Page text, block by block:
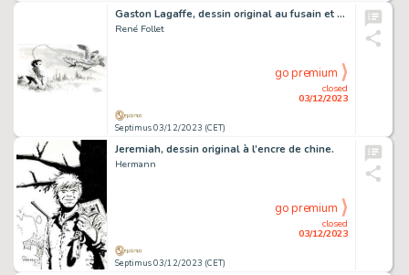
Gaston Lagaffe, dessin original au fusain et au lavis en hommage à Franquin.
René Follet
Septimus 03/12/2023 (CET)
closed
03/12/2023
go premium
Jeremiah, dessin original à l’encre de chine.
Hermann
Septimus 03/12/2023 (CET)
closed
03/12/2023
go premium